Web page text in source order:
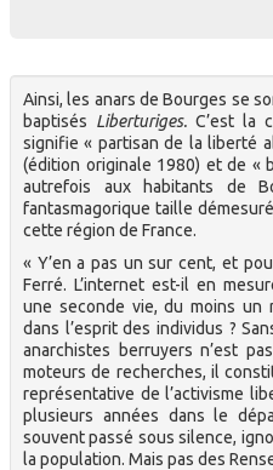
Ainsi, les anars de Bourges se
baptisés Liberturiges. C’est la
signifie « partisan de la liberté
(édition originale 1980) et de «
autrefois aux habitants de
fantasmagorique taille
cette région de France.
« Y’en a pas un sur cent, et
Ferré. L’internet est-il en
une seconde vie, du moins un
dans l’esprit des individus ?
anarchistes berruyers n’est
moteurs de recherches, il
représentative de l’activisme
plusieurs années dans le
souvent passé sous silence,
la population. Mais pas des